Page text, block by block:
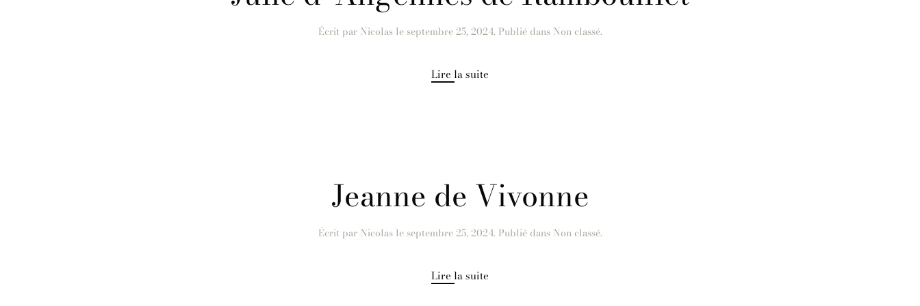
Écrit par Nicolasleseptembre 25, 2024. Publié dans Non classé.
Lire la suite
Jeanne de Vivonne
Écrit par Nicolasleseptembre 25, 2024. Publié dans Non classé.
Lire la suite